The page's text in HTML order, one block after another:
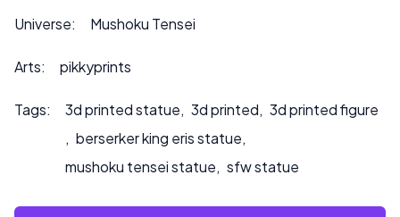
Contattateci all’indirizzo ***
dipingiamo il prodotto.
Universe: Mushoku Tensei
Arts: pikkyprints
Tags: 3d printed statue, 3d printed, 3d printed figure
, berserker king eris statue,
mushoku tensei statue, sfw statue